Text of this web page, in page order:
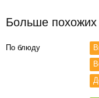
Больше похожих
По блюду